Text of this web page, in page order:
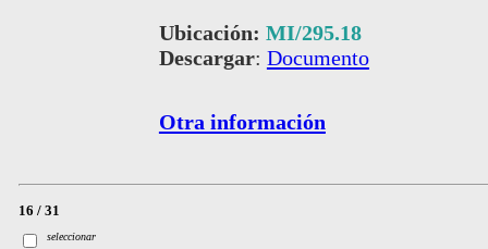
Ubicación: MI/295.18
Descargar: Documento
Otra información
16 / 31
seleccionar